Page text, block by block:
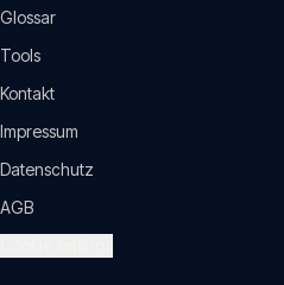
Glossar
Tools
Kontakt
Impressum
Datenschutz
AGB